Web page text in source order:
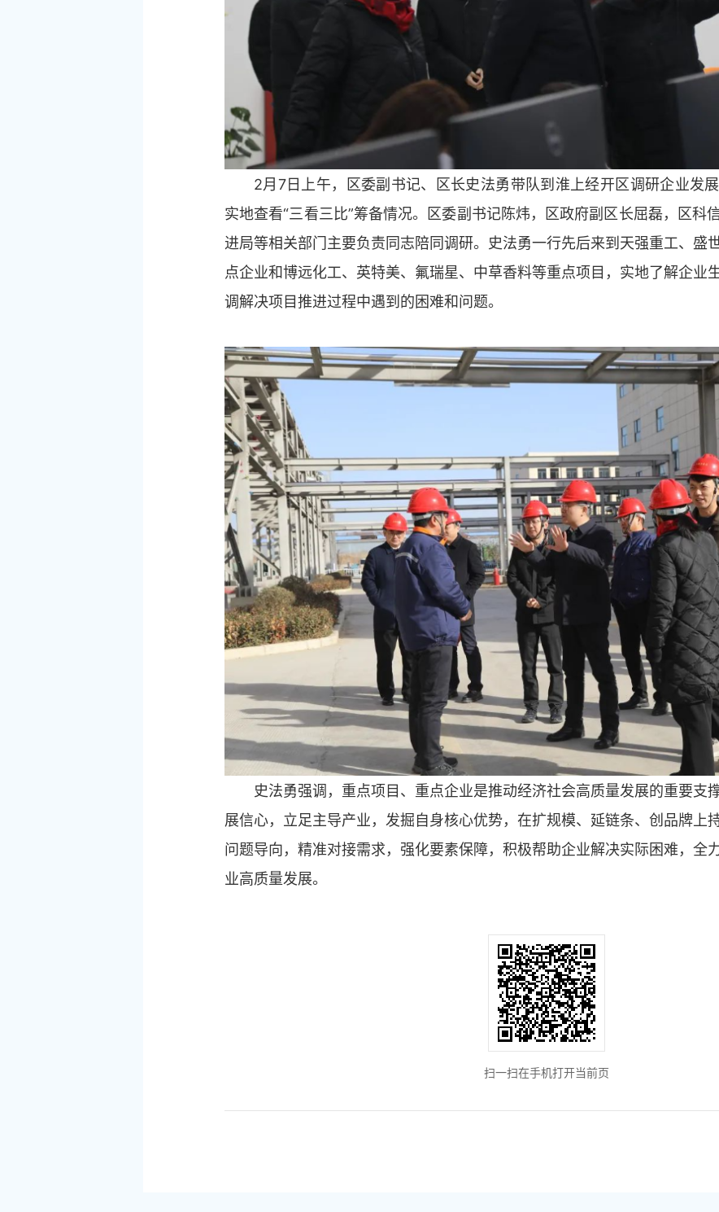
2月7日上午，区委副书记、区长史法勇带队到淮上经开区调研企业发展
实地查看“三看三比”筹备情况。区委副书记陈炜，区政府副区长屈磊，区科
进局等相关部门主要负责同志陪同调研。史法勇一行先后来到天强重工、盛
点企业和博远化工、英特美、氟瑞星、中草香料等重点项目，实地了解企业
调解决项目推进过程中遇到的困难和问题。
史法勇强调，重点项目、重点企业是推动经济社会高质量发展的重要支
展信心，立足主导产业，发掘自身核心优势，在扩规模、延链条、创品牌上
问题导向，精准对接需求，强化要素保障，积极帮助企业解决实际困难，全
业高质量发展。
扫一扫在手机打开当前页